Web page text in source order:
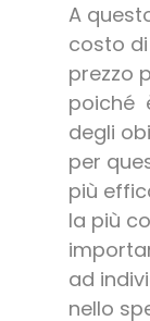
A
costo
prezzo
poiché
degli
per
più
la più
ad
nello